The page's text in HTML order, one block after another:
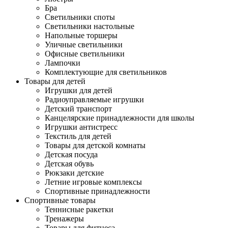
Бра
Светильники споты
Светильники настольные
Напольные торшеры
Уличные светильники
Офисные светильники
Лампочки
Комплектующие для светильников
Товары для детей
Игрушки для детей
Радиоуправляемые игрушки
Детский транспорт
Канцелярские принадлежности для школы
Игрушки антистресс
Текстиль для детей
Товары для детской комнаты
Детская посуда
Детская обувь
Рюкзаки детские
Летние игровые комплексы
Спортивные принадлежности
Спортивные товары
Теннисные ракетки
Тренажеры